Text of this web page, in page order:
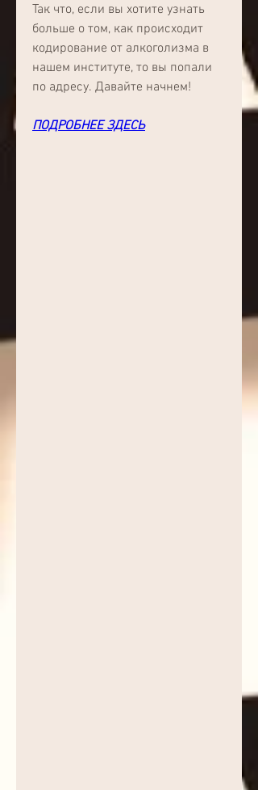
Так что, если вы хотите узнать
больше о том, как происходит
кодирование от алкоголизма в
нашем институте, то вы попали
по адресу. Давайте начнем!
ПОДРОБНЕЕ ЗДЕСЬ